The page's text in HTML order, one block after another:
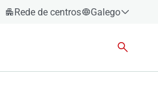
Rede de centros
Galego